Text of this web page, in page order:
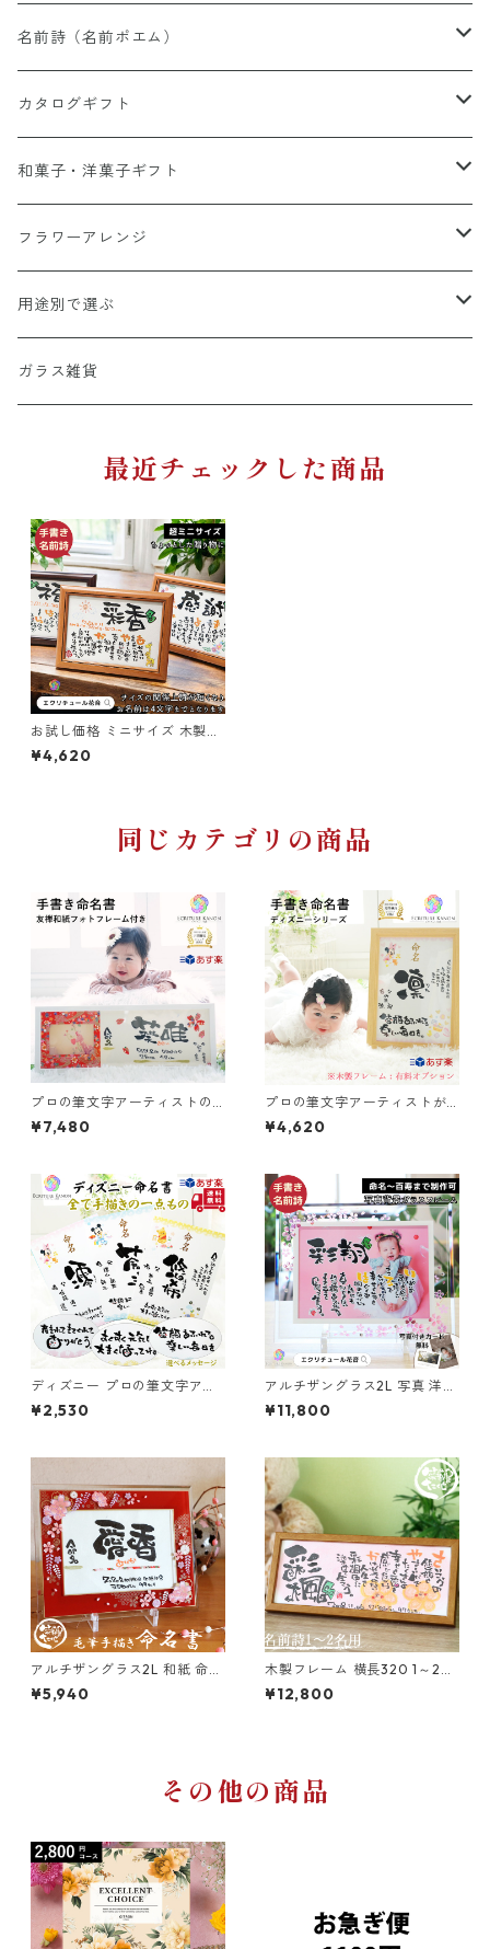
名前詩（名前ポエム）
有料オプション(額・詩・他）
名前詩追加オプション
和風デザイン
パステル背景
A4彩シリーズ
命名書
ガラスフレーム（ガラス細工額）
檜（ひのき）国産天然木
写真入り(L判-2Lサイズ対応）
詩製作1名専用（複数名/フルネーム詩不可）
詩製作1-3名用
詩製作1-5名用
カタログギフト
総合カタログ
グルメカタログ
出産祝い専用カタログ
カタログ＋スイーツ
〜5000円
5001円〜10000円
10001円〜15000円
20001円〜30000円
30000円〜40000円
40000円以上
和菓子・洋菓子ギフト
栗スイーツ
桃スイーツ
バームクーヘン
フラワーアレンジ
和風アレンジ
洋風アレンジ
仏花
用途別で選ぶ
結婚祝い・記念日
出産祝い・命名
お祝い・内祝
新築祝い
ガラス雑貨
最近チェックした商品
お試し価格 ミニサイズ 木製フ
レーム 名前詩 1人用 フルネー
ム不可 笑描き屋たくと 手書き
¥4,620
同じカテゴリの商品
プロの筆文字アーティストの
描く手書き 命名書 友禅和紙 フ
ォトフレーム付き 笑描き屋た
¥7,480
プロの筆文字アーティストが
描く ディズニー 命名書 フレー
ム付き 笑描き屋たくと 手書き
¥4,620
ディズニー プロの筆文字アー
ティストが描く 命名書 笑描き
屋たくと 手書き 代筆
¥2,530
アルチザングラス2L 写真 洋風
1～2人用（ガラス工芸フレー
ム）笑描き屋たくと 手書き 名
¥11,800
アルチザングラス2L 和紙 命名
書 （ガラス工芸フレーム）笑
描き屋たくと 代筆 手書き 命名
¥5,940
木製フレーム 横長320 1～2人
用 笑描き屋たくと 手書き 名前
詩 名前ポエム オーダー オーダ
¥12,800
その他の商品